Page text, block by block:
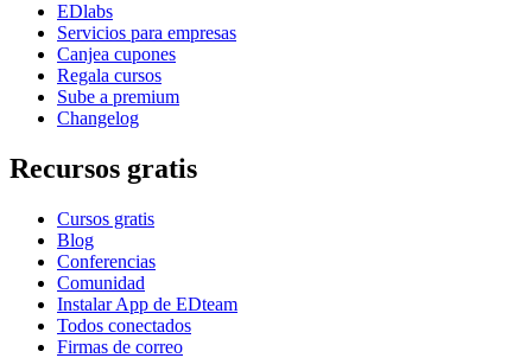
EDlabs
Servicios para empresas
Canjea cupones
Regala cursos
Sube a premium
Changelog
Recursos gratis
Cursos gratis
Blog
Conferencias
Comunidad
Instalar App de EDteam
Todos conectados
Firmas de correo